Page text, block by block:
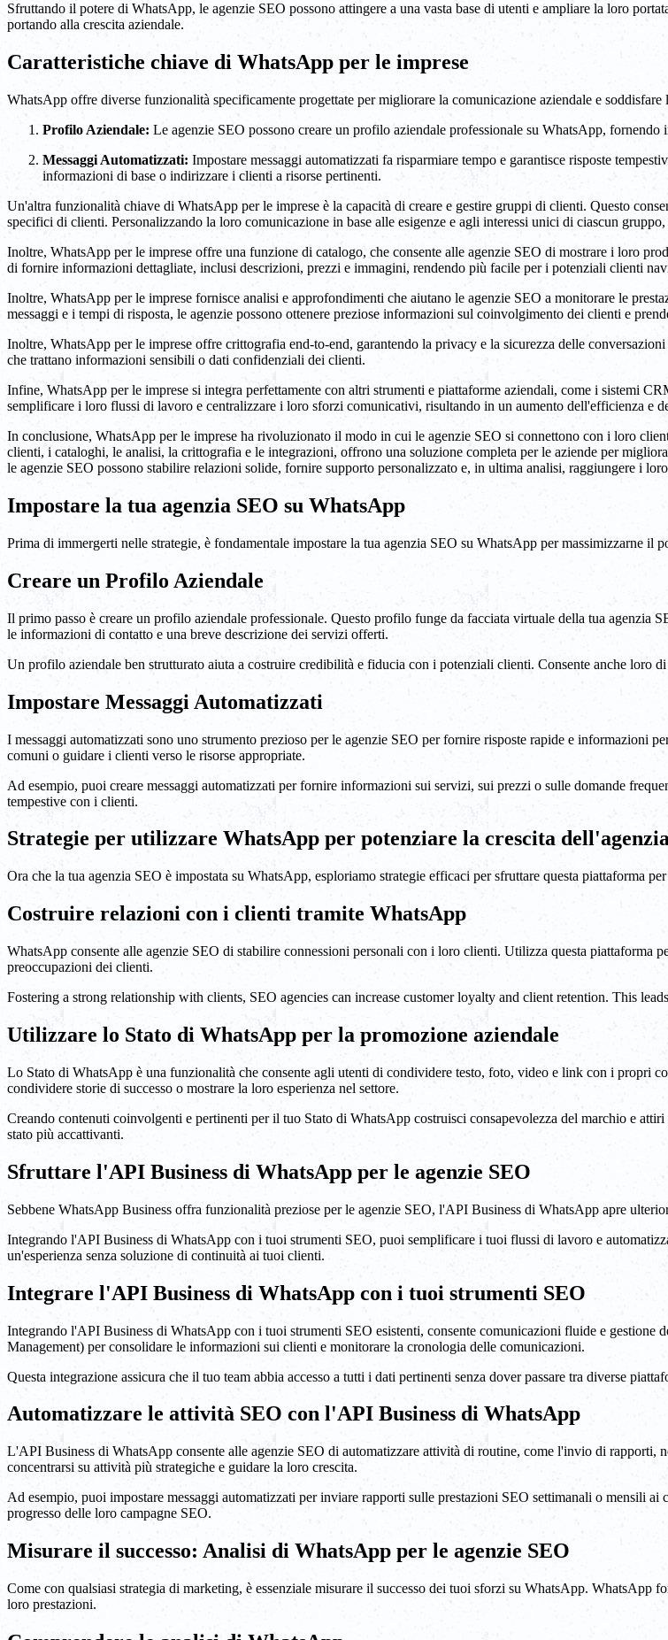
Sfruttando il potere di WhatsApp, le agenzie SEO possono attingere a una vasta base di utenti e ampliare la loro
portando alla crescita aziendale.
Caratteristiche chiave di WhatsApp per le imprese
WhatsApp offre diverse funzionalità specificamente progettate per migliorare la comunicazione aziendale e
Profilo Aziendale: Le agenzie SEO possono creare un profilo aziendale professionale su WhatsApp,
Messaggi Automatizzati: Impostare messaggi automatizzati fa risparmiare tempo e garantisce risposte
informazioni di base o indirizzare i clienti a risorse pertinenti.
Un'altra funzionalità chiave di WhatsApp per le imprese è la capacità di creare e gestire gruppi di clienti. Questo
specifici di clienti. Personalizzando la loro comunicazione in base alle esigenze e agli interessi unici di ciascun
Inoltre, WhatsApp per le imprese offre una funzione di catalogo, che consente alle agenzie SEO di mostrare i loro
di fornire informazioni dettagliate, inclusi descrizioni, prezzi e immagini, rendendo più facile per i potenziali clienti
Inoltre, WhatsApp per le imprese fornisce analisi e approfondimenti che aiutano le agenzie SEO a monitorare le
messaggi e i tempi di risposta, le agenzie possono ottenere preziose informazioni sul coinvolgimento dei clienti e
Inoltre, WhatsApp per le imprese offre crittografia end-to-end, garantendo la privacy e la sicurezza delle
che trattano informazioni sensibili o dati confidenziali dei clienti.
Infine, WhatsApp per le imprese si integra perfettamente con altri strumenti e piattaforme aziendali, come i sistemi
semplificare i loro flussi di lavoro e centralizzare i loro sforzi comunicativi, risultando in un aumento dell'efficienza e
In conclusione, WhatsApp per le imprese ha rivoluzionato il modo in cui le agenzie SEO si connettono con i loro
clienti, i cataloghi, le analisi, la crittografia e le integrazioni, offrono una soluzione completa per le aziende per
le agenzie SEO possono stabilire relazioni solide, fornire supporto personalizzato e, in ultima analisi, raggiungere i
Impostare la tua agenzia SEO su WhatsApp
Prima di immergerti nelle strategie, è fondamentale impostare la tua agenzia SEO su WhatsApp per massimizzarne il
Creare un Profilo Aziendale
Il primo passo è creare un profilo aziendale professionale. Questo profilo funge da facciata virtuale della tua
le informazioni di contatto e una breve descrizione dei servizi offerti.
Un profilo aziendale ben strutturato aiuta a costruire credibilità e fiducia con i potenziali clienti. Consente anche loro
Impostare Messaggi Automatizzati
I messaggi automatizzati sono uno strumento prezioso per le agenzie SEO per fornire risposte rapide e informazioni
comuni o guidare i clienti verso le risorse appropriate.
Ad esempio, puoi creare messaggi automatizzati per fornire informazioni sui servizi, sui prezzi o sulle domande
tempestive con i clienti.
Strategie per utilizzare WhatsApp per potenziare la crescita
Ora che la tua agenzia SEO è impostata su WhatsApp, esploriamo strategie efficaci per sfruttare questa piattaforma
Costruire relazioni con i clienti tramite WhatsApp
WhatsApp consente alle agenzie SEO di stabilire connessioni personali con i loro clienti. Utilizza questa piattaforma
preoccupazioni dei clienti.
Fostering a strong relationship with clients, SEO agencies can increase customer loyalty and client retention. This
Utilizzare lo Stato di WhatsApp per la promozione aziendale
Lo Stato di WhatsApp è una funzionalità che consente agli utenti di condividere testo, foto, video e link con i propri
condividere storie di successo o mostrare la loro esperienza nel settore.
Creando contenuti coinvolgenti e pertinenti per il tuo Stato di WhatsApp costruisci consapevolezza del marchio e
stato più accattivanti.
Sfruttare l'API Business di WhatsApp per le agenzie SEO
Sebbene WhatsApp Business offra funzionalità preziose per le agenzie SEO, l'API Business di WhatsApp apre
Integrando l'API Business di WhatsApp con i tuoi strumenti SEO, puoi semplificare i tuoi flussi di lavoro e
un'esperienza senza soluzione di continuità ai tuoi clienti.
Integrare l'API Business di WhatsApp con i tuoi strumenti SEO
Integrando l'API Business di WhatsApp con i tuoi strumenti SEO esistenti, consente comunicazioni fluide e
Management) per consolidare le informazioni sui clienti e monitorare la cronologia delle comunicazioni.
Questa integrazione assicura che il tuo team abbia accesso a tutti i dati pertinenti senza dover passare tra diverse
Automatizzare le attività SEO con l'API Business di WhatsApp
L'API Business di WhatsApp consente alle agenzie SEO di automatizzare attività di routine, come l'invio di rapporti,
concentrarsi su attività più strategiche e guidare la loro crescita.
Ad esempio, puoi impostare messaggi automatizzati per inviare rapporti sulle prestazioni SEO settimanali o mensili
progresso delle loro campagne SEO.
Misurare il successo: Analisi di WhatsApp per le agenzie SEO
Come con qualsiasi strategia di marketing, è essenziale misurare il successo dei tuoi sforzi su WhatsApp. WhatsApp
loro prestazioni.